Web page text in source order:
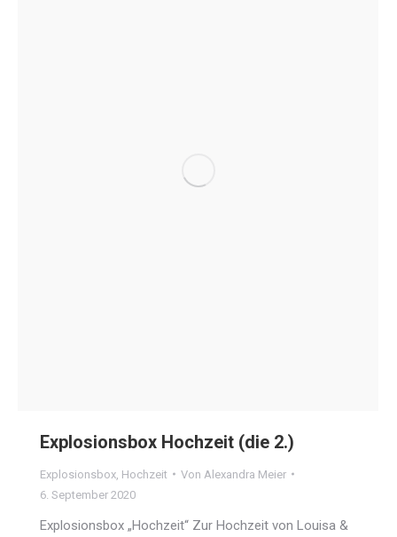
Explosionsbox Hochzeit (die 2.)
Explosionsbox Hochzeit Von Alexandra Meier
6. September 2020
Explosionsbox „Hochzeit“ Zur Hochzeit von Louisa &